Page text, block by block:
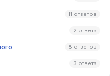
11 ответов
2 ответа
8 ответов
3 ответа